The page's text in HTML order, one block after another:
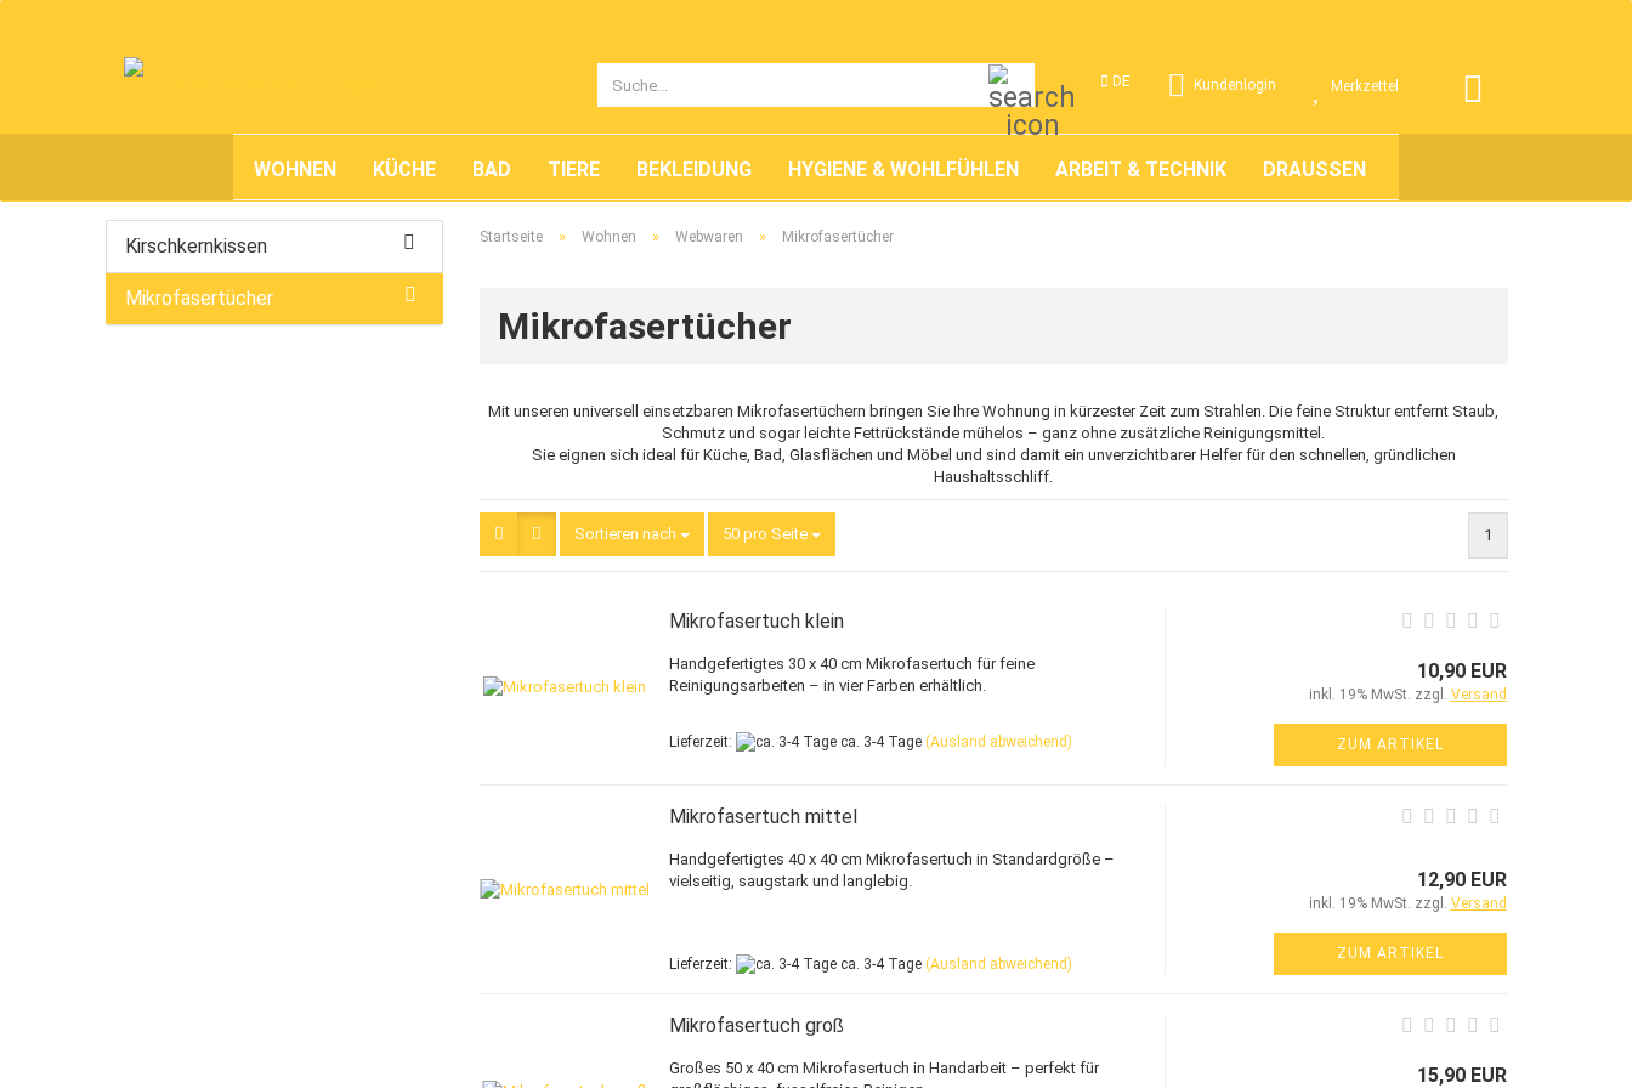
DE Kundenlogin Merkzettel
WOHNEN KÜCHE BAD TIERE BEKLEIDUNG HYGIENE & WOHLFÜHLEN ARBEIT & TECHNIK DRAUSSEN
Startseite » Wohnen » Webwaren » Mikrofasertücher
Mikrofasertücher
Mit unseren universell einsetzbaren Mikrofasertüchern bringen Sie Ihre Wohnung in kürzester Zeit zum Strahlen. Die feine Struktur entfernt Staub,
Schmutz und sogar leichte Fettrückstände mühelos – ganz ohne zusätzliche Reinigungsmittel.
Sie eignen sich ideal für Küche, Bad, Glasflächen und Möbel und sind damit ein unverzichtbarer Helfer für den schnellen, gründlichen
Haushaltsschliff.
Sortieren nach
Sortieren nach 50 pro Seite
pro Seite 1
Mikrofasertuch klein
Handgefertigtes 30 x 40 cm Mikrofasertuch für feine
Reinigungsarbeiten – in vier Farben erhältlich.
Lieferzeit: ca. 3-4 Tage (Ausland abweichend)
10,90 EUR
inkl. 19% MwSt. zzgl. Versand
ZUM ARTIKEL
Mikrofasertuch mittel
Handgefertigtes 40 x 40 cm Mikrofasertuch in Standardgröße –
vielseitig, saugstark und langlebig.
Lieferzeit: ca. 3-4 Tage (Ausland abweichend)
12,90 EUR
inkl. 19% MwSt. zzgl. Versand
ZUM ARTIKEL
Mikrofasertuch groß
Großes 50 x 40 cm Mikrofasertuch in Handarbeit – perfekt für
15,90 EUR
Kirschkernkissen
Mikrofasertücher